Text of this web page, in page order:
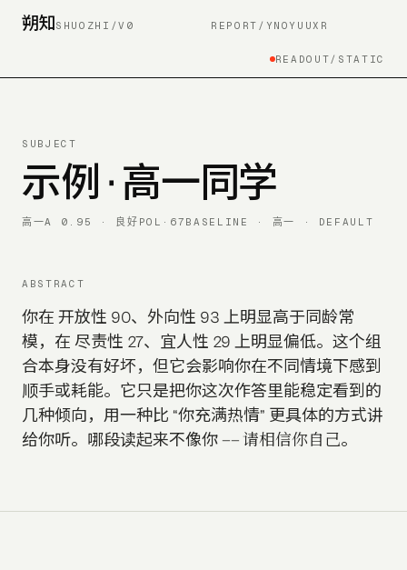
朔知 SHUOZHI/V0 REPORT/ YNOYUUXR
READOUT/STATIC
SUBJECT
示例 · 高一同学
高一Α 0.95 · 良好 POL· 67 BASELINE · 高一 · DEFAULT
ABSTRACT
你在 开放性 90、外向性 93 上明显高于同龄常
模，在 尽责性 27、宜人性 29 上明显偏低。这个组
合本身没有好坏，但它会影响你在不同情境下感到
顺手或耗能。 它只是把你这次作答里能稳定看到的
几种倾向，用一种比 “你充满热情” 更具体的方式讲
给你听。哪段读起来不像你 ——请相信你自己。